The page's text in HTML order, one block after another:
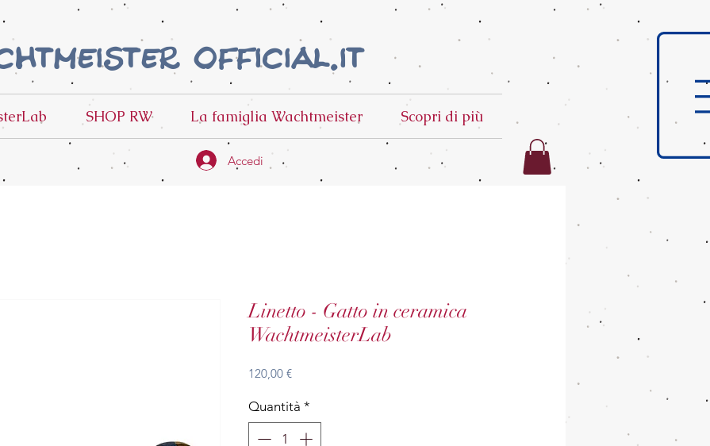
official.it
SHOP RW La famiglia Wachtmeister Scopri di più
Accedi
Linetto - Gatto in ceramica
WachtmeisterLab
120,00 €Prezzo
Quantità *